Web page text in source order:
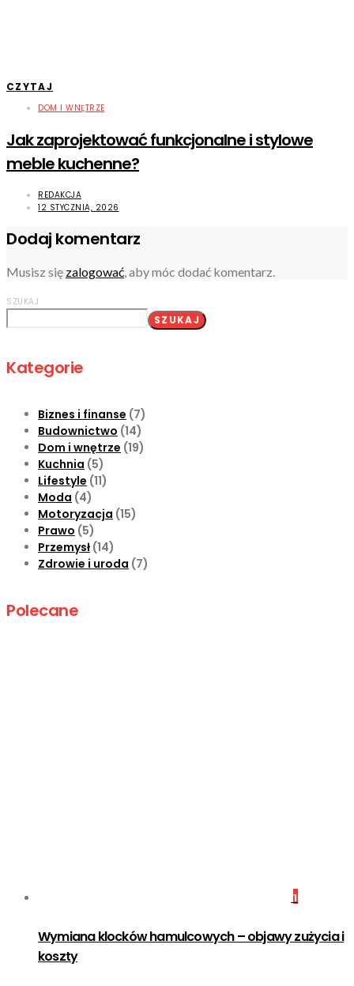
CZYTAJ
DOM I WNĘTRZE
Jak zaprojektować funkcjonalne i stylowe
meble kuchenne?
REDAKCJA
12 STYCZNIA, 2026
Dodaj komentarz
Musisz się zalogować , aby móc dodać komentarz.
SZUKAJ
SZUKAJ
Kategorie
Biznes i finanse (7)
Budownictwo (14)
Dom i wnętrze (19)
Kuchnia (5)
Lifestyle (11)
Moda (4)
Motoryzacja (15)
Prawo (5)
Przemysł (14)
Zdrowie i uroda (7)
Polecane
1
Wymiana klocków hamulcowych – objawy zużycia i
koszty